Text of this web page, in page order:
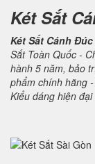
Két Sắt
Két Sắt Cánh
Sắt Toàn Quốc -
hành 5 năm, bảo
phẩm chính hãng
Kiểu dáng hiện